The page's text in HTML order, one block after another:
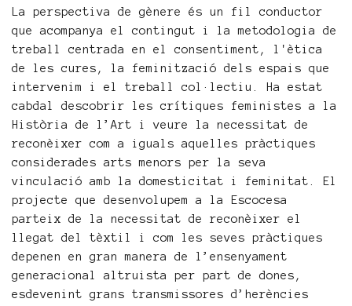
La perspectiva de gènere és un fil conductor
que acompanya el contingut i la metodologia de
treball centrada en el consentiment, l'ètica
de les cures, la feminització dels espais que
intervenim i el treball col·lectiu. Ha estat
cabdal descobrir les crítiques feministes a la
Història de l’Art i veure la necessitat de
reconèixer com a iguals aquelles pràctiques
considerades arts menors per la seva
vinculació amb la domesticitat i feminitat. El
projecte que desenvolupem a la Escocesa
parteix de la necessitat de reconèixer el
llegat del tèxtil i com les seves pràctiques
depenen en gran manera de l’ensenyament
generacional altruista per part de dones,
esdevenint grans transmissores d’herències